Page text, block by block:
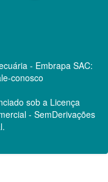
- Embrapa SAC:
conosco
sob a Licença
- SemDerivações